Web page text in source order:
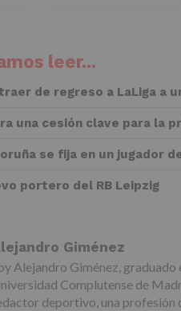
leer...
de regreso a LaLiga a
una cesión clave para la
se fija en un jugador
portero del RB Leipzig
Giménez
Alejandro Giménez,
Complutense de
deportivo, una profesión